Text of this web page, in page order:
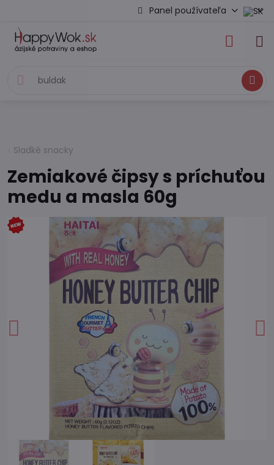
Panel používateľa
Hľadať
Sladké snacky
Zemiakové čipsy s príchuťou
medu a masla 60g